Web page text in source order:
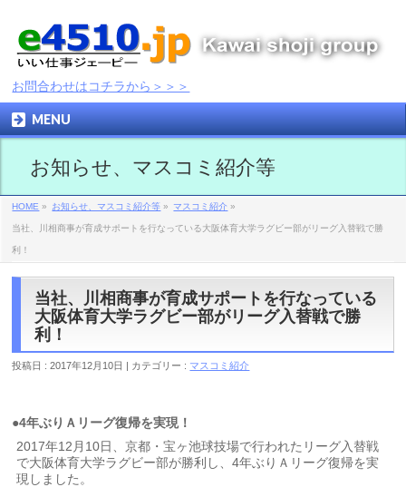
お問合わせはコチラから＞＞＞
MENU
お知らせ、マスコミ紹介等
HOME » お知らせ、マスコミ紹介等 » マスコミ紹介 »
当社、川相商事が育成サポートを行なっている大阪体育大学ラグビー部がリーグ入替戦で勝
利！
当社、川相商事が育成サポートを行なっている
大阪体育大学ラグビー部がリーグ入替戦で勝
利！
投稿日 : 2017年12月10日 カテゴリー : マスコミ紹介
●4年ぶりＡリーグ復帰を実現！
2017年12月10日、京都・宝ヶ池球技場で行われたリーグ入替戦
で大阪体育大学ラグビー部が勝利し、4年ぶりＡリーグ復帰を実
現しました。